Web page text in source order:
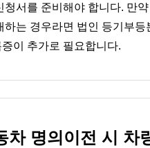
청서를 준비해야 합니다. 만약
하는 경우라면 법인 등기부등
이 추가로 필요합니다.
차 명의이전 시 차